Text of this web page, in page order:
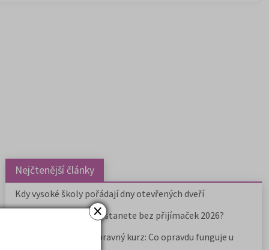
×
Nejčtenější články
Kdy vysoké školy pořádají dny otevřených dveří
Na které fakulty se dostanete bez přijímaček 2026?
Samostudium vs. přípravný kurz: Co opravdu funguje u